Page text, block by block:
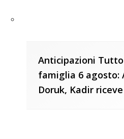
Anticipazioni
famiglia 6 agosto:
Doruk, Kadir